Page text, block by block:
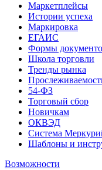
Маркетплейсы
Истории успеха
Маркировка
ЕГАИС
Формы
Школа торговли
Тренды рынка
54-ФЗ
Торговый сбор
Новичкам
ОКВЭД
Система
Шаблоны и
Возможности